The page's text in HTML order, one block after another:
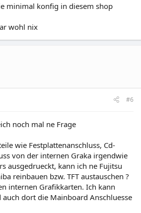
minimal konfig in diesem shop
wohl nix
#6
noch mal ne Frage
wie Festplattenanschluss, Cd-
von der internen Graka irgendwie
ausgedrueckt, kann ich ne Fujitsu
reinbauen bzw. TFT austauschen ?
internen Grafikkarten. Ich kann
auch dort die Mainboard Anschluesse